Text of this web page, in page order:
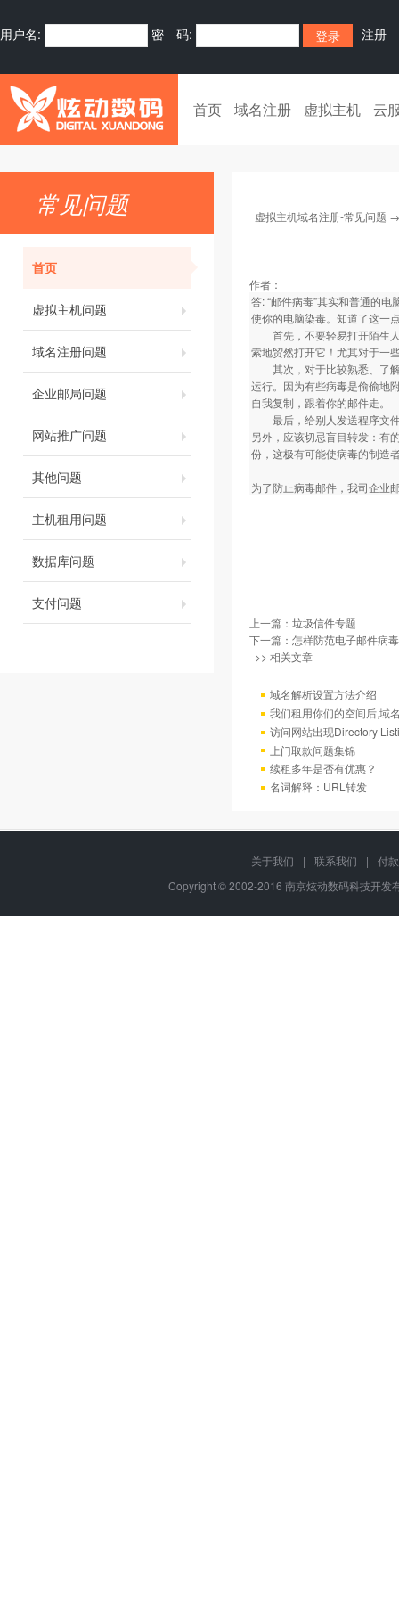
用户名: 密 码: 注册
首页 域名注册 虚拟主机 云
常见问题
首页
虚拟主机问题
域名注册问题
企业邮局问题
网站推广问题
其他问题
主机租用问题
数据库问题
支付问题
虚拟主机域名注册-常见问题
作者：
答: “邮件病毒”其实和普通的
使你的电脑染毒。知道了这一
首先，不要轻易打开陌生人
索地贸然打开它！尤其对于一
其次，对于比较熟悉、了解
运行。因为有些病毒是偷偷地
自我复制，跟着你的邮件走。
最后，给别人发送程序文件
另外，应该切忌盲目转发：有
份，这极有可能使病毒的制造
为了防止病毒邮件，我司企业
上一篇： 垃圾信件专题
下一篇： 怎样防范电子邮件病
>> 相关文章
域名解析设置方法介绍
我们租用你们的空间后,域
访问网站出现Directory
上门取款问题集锦
续租多年是否有优惠？
名词解释：URL转发
关于我们 | 联系我们 |
付
Copyright © 2002-2016 南京炫动数码科技开